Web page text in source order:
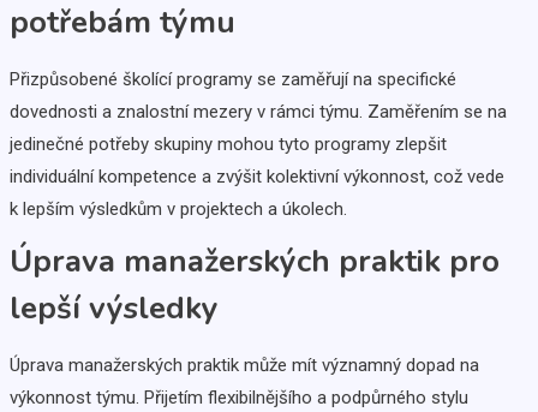
potřebám týmu
Přizpůsobené školící programy se zaměřují na specifické
dovednosti a znalostní mezery v rámci týmu. Zaměřením se na
jedinečné potřeby skupiny mohou tyto programy zlepšit
individuální kompetence a zvýšit kolektivní výkonnost, což vede
k lepším výsledkům v projektech a úkolech.
Úprava manažerských praktik pro
lepší výsledky
Úprava manažerských praktik může mít významný dopad na
výkonnost týmu. Přijetím flexibilnějšího a podpůrného stylu